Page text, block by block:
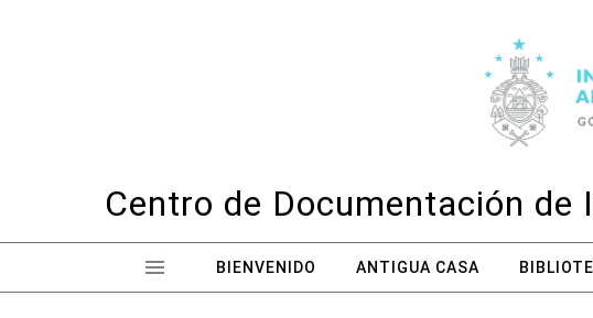
Centro de Documentación
BIENVENIDO ANTIGUA CASA